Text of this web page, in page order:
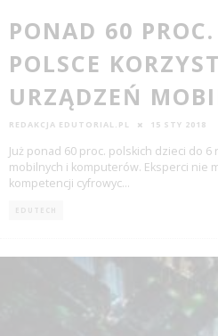
PONAD 60
POLSCE
URZĄDZEŃ
REDAKCJA EDUTORIAL.PL 15 STY 2018
Już ponad 60 proc. polskich dzieci do
mobilnych i komputerów. Eksperci nie
kompetencji cyfrowyc...
EDUTECH